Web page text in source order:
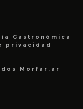
Gastronómica
privacidad
Morfar.ar